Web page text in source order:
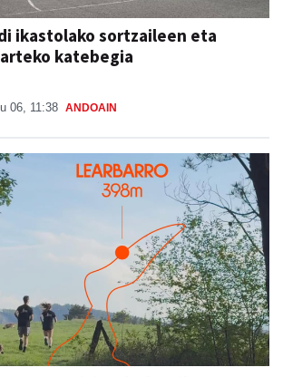
katebegia
ANDOAIN
aurtengo jaietako berrikuntza